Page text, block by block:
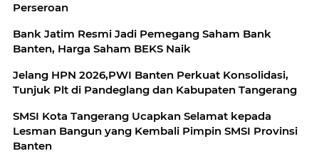
Perseroan
Bank Jatim Resmi Jadi Pemegang Saham Bank
Banten, Harga Saham BEKS Naik
Jelang HPN 2026,PWI Banten Perkuat Konsolidasi,
Tunjuk Plt di Pandeglang dan Kabupaten Tangerang
SMSI Kota Tangerang Ucapkan Selamat kepada
Lesman Bangun yang Kembali Pimpin SMSI Provinsi
Banten